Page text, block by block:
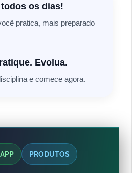
os dias!
pratica, mais preparado
Evolua.
e comece agora.
PRODUTOS